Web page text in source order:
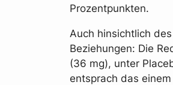
Prozentpunkten.
Auch hinsichtlich
Beziehungen: Die
(36 mg), unter
entsprach das